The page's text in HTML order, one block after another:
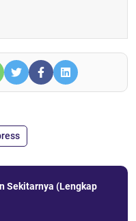
Sekitarnya (Lengkap